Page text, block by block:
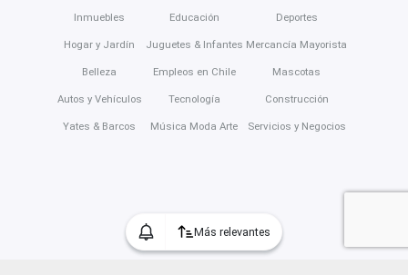
Más relevantes
Inmuebles
Hogar y Jardín
Belleza
Autos y Vehículos
Yates & Barcos
Educación
Juguetes & Infantes
Empleos en Chile
Tecnología
Música Moda Arte
Deportes
Mercancía Mayorista
Mascotas
Construcción
Servicios y Negocios